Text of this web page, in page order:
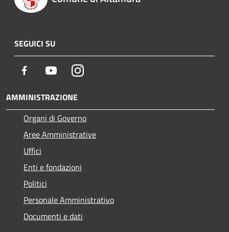
SEGUICI SU
Facebook YoutubeInstagram
AMMINISTRAZIONE
Organi di Governo
Aree Amministrative
Uffici
Enti e fondazioni
Politici
Personale Amministrativo
Documenti e dati